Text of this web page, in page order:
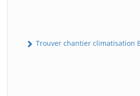
Trouver chantier climatisation